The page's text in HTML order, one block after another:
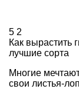
5 2
Как вырастить
лучшие сорта
Многие
свои листья-